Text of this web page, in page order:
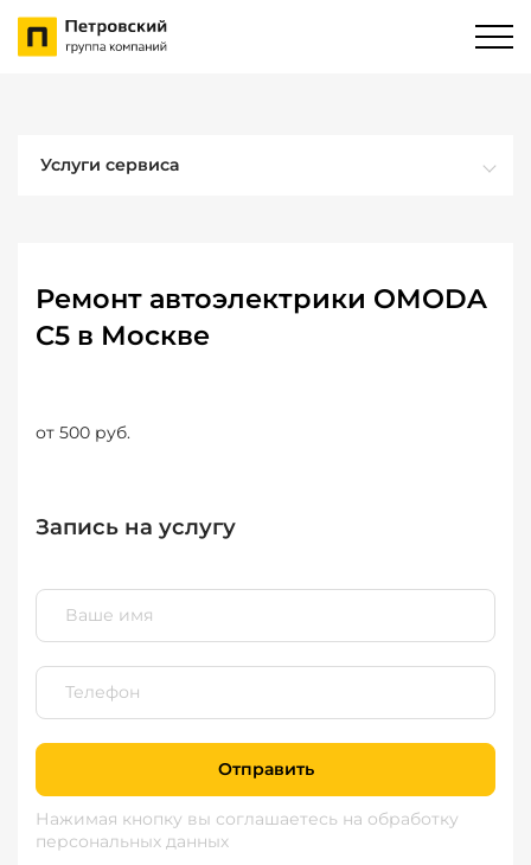
Услуги сервиса
Ремонт автоэлектрики OMODA
C5 в Москве
от 500 руб.
Запись на услугу
Отправить
Нажимая кнопку вы соглашаетесь на обработку
персональных данных